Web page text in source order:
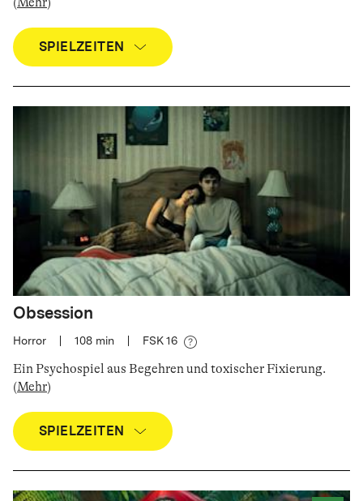
SPIELZEITEN
Obsession
Horror 108 min FSK 16
Ein Psychospiel aus Begehren und toxischer Fixierung.
(Mehr)
SPIELZEITEN